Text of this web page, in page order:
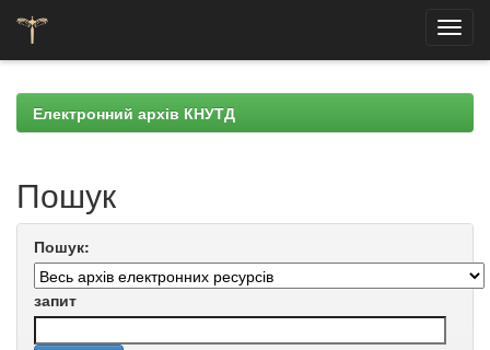
navigationЕлектронний архів КНУТД
Пошук
Пошук:
запит